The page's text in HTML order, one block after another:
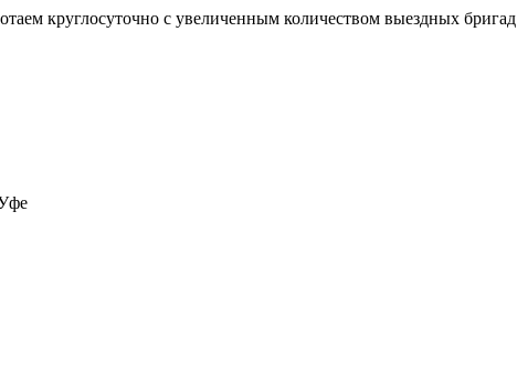
круглосуточно с увеличенным количеством выездных бригад